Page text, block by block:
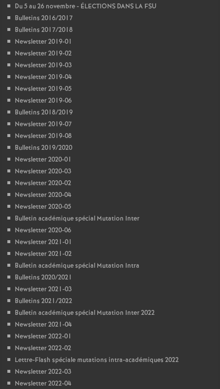
Du 5 au 26 novembre - ÉLECTIONS DANS LA FSU
Bulletins 2016/2017
Bulletins 2017/2018
Newsletter 2019-01
Newsletter 2019-02
Newsletter 2019-03
Newsletter 2019-04
Newsletter 2019-05
Newsletter 2019-06
Bulletins 2018/2019
Newsletter 2019-07
Newsletter 2019-08
Bulletins 2019/2020
Newsletter 2020-01
Newsletter 2020-03
Newsletter 2020-02
Newsletter 2020-04
Newsletter 2020-05
Bulletin académique spécial Mutation Inter
Newsletter 2020-06
Newsletter 2021-01
Newsletter 2021-02
Bulletin académique spécial Mutation Intra
Bulletins 2020/2021
Newsletter 2021-03
Bulletins 2021/2022
Bulletin académique spécial Mutation Inter 2022
Newsletter 2021-04
Newsletter 2022-01
Newsletter 2022-02
Lettre-Flash spéciale mutations intra-académiques 2022
Newsletter 2022-03
Newsletter 2022-04